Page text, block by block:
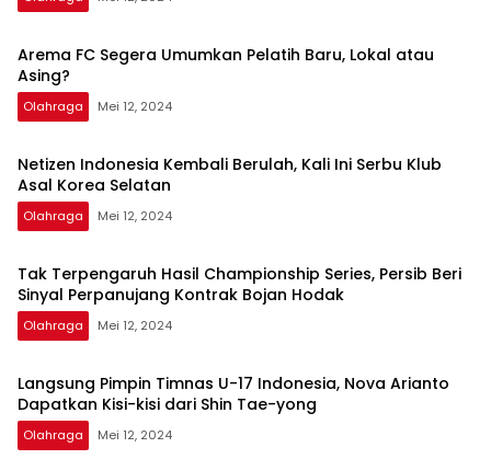
Arema FC Segera Umumkan Pelatih Baru, Lokal atau
Asing?
Olahraga Mei 12, 2024
Netizen Indonesia Kembali Berulah, Kali Ini Serbu Klub
Asal Korea Selatan
Olahraga Mei 12, 2024
Tak Terpengaruh Hasil Championship Series, Persib Beri
Sinyal Perpanujang Kontrak Bojan Hodak
Olahraga Mei 12, 2024
Langsung Pimpin Timnas U-17 Indonesia, Nova Arianto
Dapatkan Kisi-kisi dari Shin Tae-yong
Olahraga Mei 12, 2024